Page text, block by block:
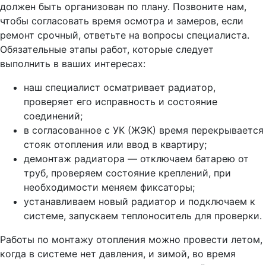
должен быть организован по плану. Позвоните нам,
чтобы согласовать время осмотра и замеров, если
ремонт срочный, ответьте на вопросы специалиста.
Обязательные этапы работ, которые следует
выполнить в ваших интересах:
наш специалист осматривает радиатор,
проверяет его исправность и состояние
соединений;
в согласованное с УК (ЖЭК) время перекрывается
стояк отопления или ввод в квартиру;
демонтаж радиатора — отключаем батарею от
труб, проверяем состояние креплений, при
необходимости меняем фиксаторы;
устанавливаем новый радиатор и подключаем к
системе, запускаем теплоноситель для проверки.
Работы по монтажу отопления можно провести летом,
когда в системе нет давления, и зимой, во время